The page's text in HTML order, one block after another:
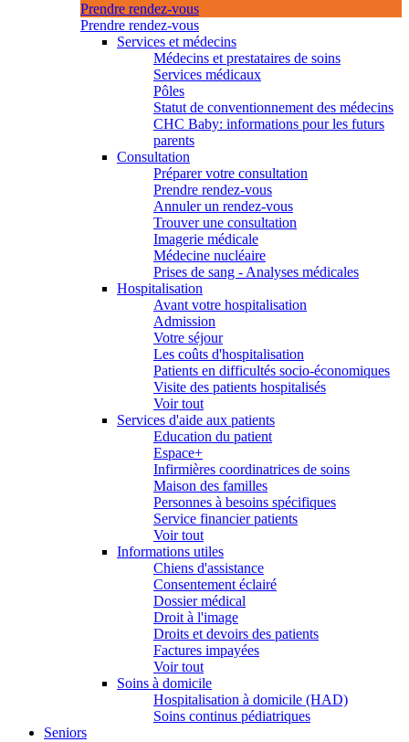
Prendre rendez-vous
Prendre rendez-vous
Services et médecins
Médecins et prestataires de soins
Services médicaux
Pôles
Statut de conventionnement des médecins
CHC Baby: informations pour les futurs
parents
Consultation
Préparer votre consultation
Prendre rendez-vous
Annuler un rendez-vous
Trouver une consultation
Imagerie médicale
Médecine nucléaire
Prises de sang - Analyses médicales
Hospitalisation
Avant votre hospitalisation
Admission
Votre séjour
Les coûts d'hospitalisation
Patients en difficultés socio-économiques
Visite des patients hospitalisés
Voir tout
Services d'aide aux patients
Education du patient
Espace+
Infirmières coordinatrices de soins
Maison des familles
Personnes à besoins spécifiques
Service financier patients
Voir tout
Informations utiles
Chiens d'assistance
Consentement éclairé
Dossier médical
Droit à l'image
Droits et devoirs des patients
Factures impayées
Voir tout
Soins à domicile
Hospitalisation à domicile (HAD)
Soins continus pédiatriques
Seniors